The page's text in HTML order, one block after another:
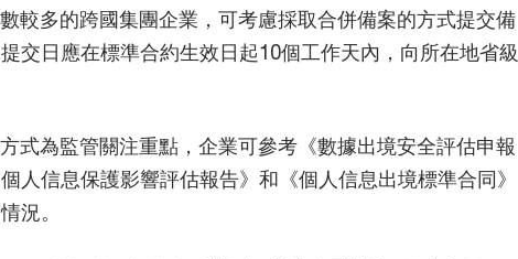
較多的跨國集團企業，可考慮採取合併備案的方式提交備
交日應在標準合約生效日起10個工作天內，向所在地省級
式為監管關注重點，企業可參考《數據出境安全評估申報
人信息保護影響評估報告》和《個人信息出境標準合同》
況。